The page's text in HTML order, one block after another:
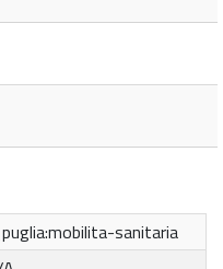
sanitaria